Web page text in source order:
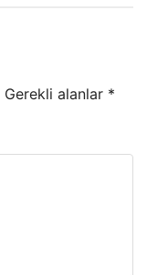
Gerekli alanlar *